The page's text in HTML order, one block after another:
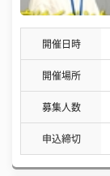
開催日時
開催場所
募集人数
申込締切